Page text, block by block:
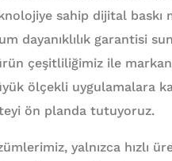
sahip dijital baskı
dayanıklılık garantisi
çeşitliliğimiz ile
ölçekli uygulamalara
ön planda tutuyoruz.
yalnızca hızlı